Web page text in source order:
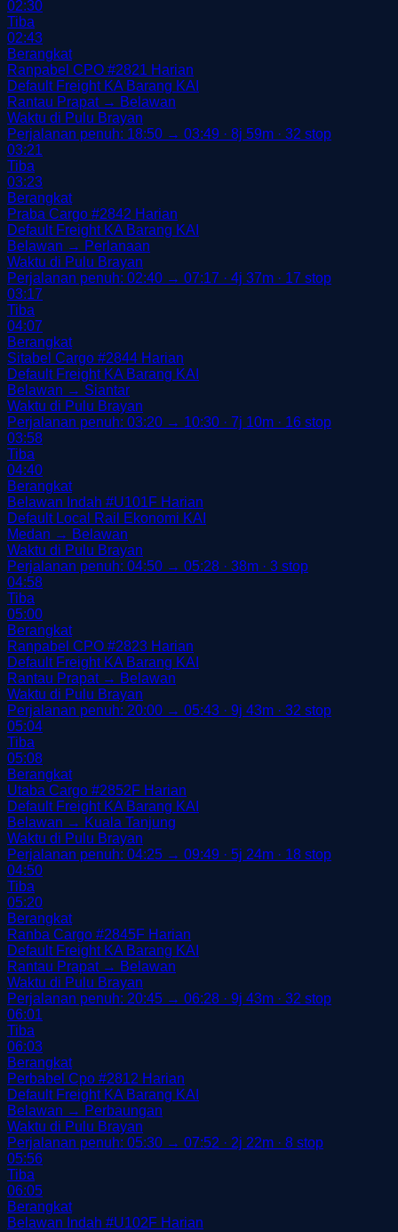
02:30
Tiba
02:43
Berangkat
Ranpabel CPO #2821 Harian
Default Freight KA Barang KAI
Rantau Prapat → Belawan
Waktu di Pulu Brayan
Perjalanan penuh: 18:50 → 03:49 · 8j 59m · 32 stop
03:21
Tiba
03:23
Berangkat
Praba Cargo #2842 Harian
Default Freight KA Barang KAI
Belawan → Perlanaan
Waktu di Pulu Brayan
Perjalanan penuh: 02:40 → 07:17 · 4j 37m · 17 stop
03:17
Tiba
04:07
Berangkat
Sitabel Cargo #2844 Harian
Default Freight KA Barang KAI
Belawan → Siantar
Waktu di Pulu Brayan
Perjalanan penuh: 03:20 → 10:30 · 7j 10m · 16 stop
03:58
Tiba
04:40
Berangkat
Belawan Indah #U101F Harian
Default Local Rail Ekonomi KAI
Medan → Belawan
Waktu di Pulu Brayan
Perjalanan penuh: 04:50 → 05:28 · 38m · 3 stop
04:58
Tiba
05:00
Berangkat
Ranpabel CPO #2823 Harian
Default Freight KA Barang KAI
Rantau Prapat → Belawan
Waktu di Pulu Brayan
Perjalanan penuh: 20:00 → 05:43 · 9j 43m · 32 stop
05:04
Tiba
05:08
Berangkat
Utaba Cargo #2852F Harian
Default Freight KA Barang KAI
Belawan → Kuala Tanjung
Waktu di Pulu Brayan
Perjalanan penuh: 04:25 → 09:49 · 5j 24m · 18 stop
04:50
Tiba
05:20
Berangkat
Ranba Cargo #2845F Harian
Default Freight KA Barang KAI
Rantau Prapat → Belawan
Waktu di Pulu Brayan
Perjalanan penuh: 20:45 → 06:28 · 9j 43m · 32 stop
06:01
Tiba
06:03
Berangkat
Perbabel Cpo #2812 Harian
Default Freight KA Barang KAI
Belawan → Perbaungan
Waktu di Pulu Brayan
Perjalanan penuh: 05:30 → 07:52 · 2j 22m · 8 stop
05:56
Tiba
06:05
Berangkat
Belawan Indah #U102F Harian